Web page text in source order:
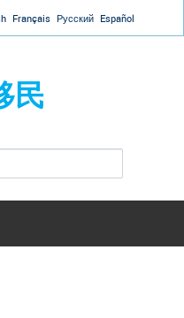
Français Русский Español
民